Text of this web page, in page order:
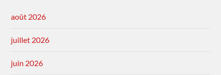
août 2026
juillet 2026
juin 2026